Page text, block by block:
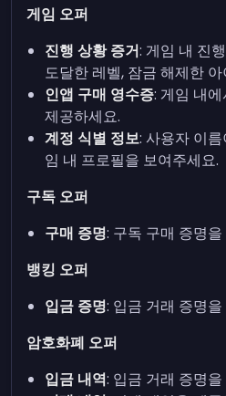
게임 오퍼
진행 상황 증거: 게임 내 진
도달한 레벨, 잠금 해제한
인앱 구매 영수증: 게임 내
제공하세요.
계정 식별 정보: 사용자 이
임 내 프로필을 보여주세요.
구독 오퍼
구매 증명: 구독 구매 증명
뱅킹 오퍼
입금 증명: 입금 거래 증명
암호화폐 오퍼
입금 내역: 입금 거래 증명